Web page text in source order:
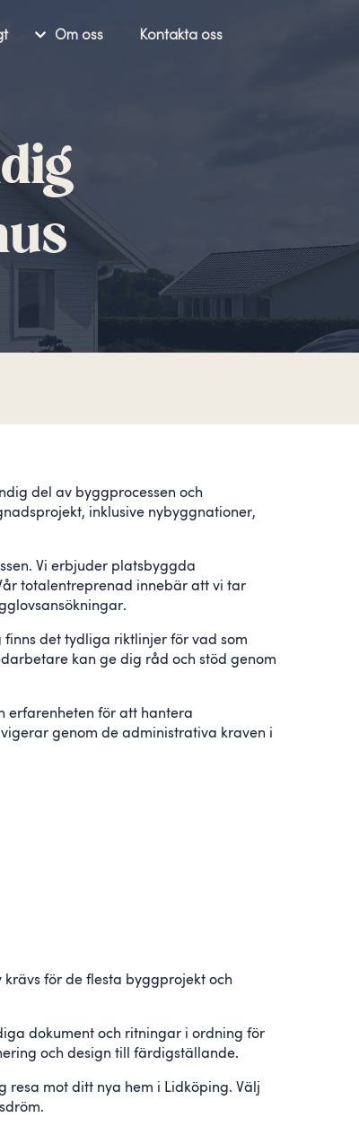
Om oss Kontakta oss
del av byggprocessen och
inklusive nybyggnationer,
Vi erbjuder platsbyggda
totalentreprenad innebär att vi tar
det tydliga riktlinjer för vad som
kan ge dig råd och stöd genom
erfarenheten för att hantera
genom de administrativa kraven i
för de flesta byggprojekt och
dokument och ritningar i ordning för
och design till färdigställande.
mot ditt nya hem i Lidköping. Välj